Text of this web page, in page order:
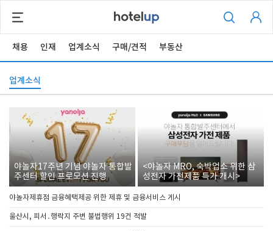
채용 인재 업계소식 구매/견적 부동산
업계소식
야놀자17주년 기념 야놀자 통합발
주센터 할인 프로모션 진행
<야놀자 MRO, 숙박업소 위한 삼
성전자 가전제품 특가 개시>
야놀자제휴점 금융혜택제공 위한 제휴 및 금융서비스 게시
울산시, 피서․행락지 주변 불법행위 19건 적발